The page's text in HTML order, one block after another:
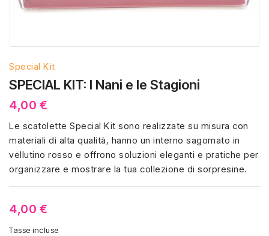
Special Kit
SPECIAL KIT: I Nani e le Stagioni
4,00 €
Le scatolette Special Kit sono realizzate su misura con
materiali di alta qualità, hanno un interno sagomato in
vellutino rosso e offrono soluzioni eleganti e pratiche per
organizzare e mostrare la tua collezione di sorpresine.
4,00 €
Tasse incluse